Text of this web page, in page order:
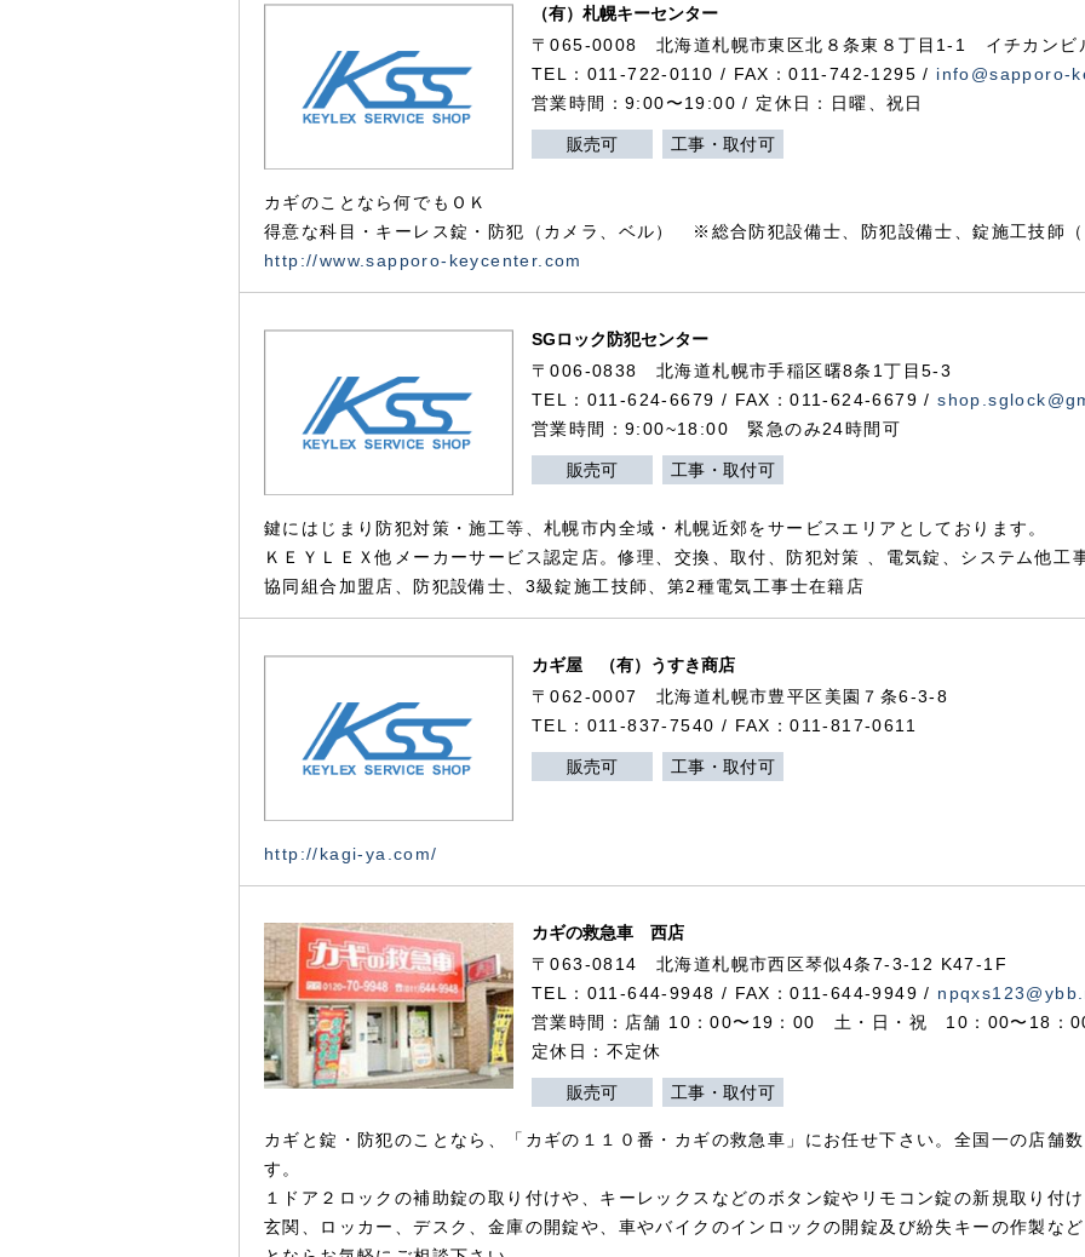
（有）札幌キーセンター
〒065-0008 北海道札幌市東区北８条東８丁目1-1 イチカンビ
TEL：011-722-0110 / FAX：011-742-1295 / info@sapporo-
営業時間：9:00〜19:00 / 定休日：日曜、祝日
販売可 工事・取付可
カギのことなら何でもＯＫ
得意な科目・キーレス錠・防犯（カメラ、ベル） ※総合防犯設備士、防犯設備士、錠施工技師
http://www.sapporo-keycenter.com
SGロック防犯センター
〒006-0838 北海道札幌市手稲区曙8条1丁目5-3
TEL：011-624-6679 / FAX：011-624-6679 /
営業時間：9:00~18:00 緊急のみ24時間可
販売可 工事・取付可
鍵にはじまり防犯対策・施工等、札幌市内全域・札幌近郊をサービスエリアとしております。
ＫＥＹＬＥＸ他メーカーサービス認定店。修理、交換、取付、防犯対策 、電気錠、システム他工
協同組合加盟店、防犯設備士、3級錠施工技師、第2種電気工事士在籍店
カギ屋 （有）うすき商店
〒062-0007 北海道札幌市豊平区美園７条6-3-8
TEL：011-837-7540 / FAX：011-817-0611
販売可 工事・取付可
http://kagi-ya.com/
カギの救急車 西店
〒063-0814 北海道札幌市西区琴似4条7-3-12 K47-1F
TEL：011-644-9948 / FAX：011-644-9949 /
営業時間：店舗 10：00〜19：00 土・日・祝 10：00〜18：
定休日：不定休
販売可 工事・取付可
カギと錠・防犯のことなら、「カギの１１０番・カギの救急車」にお任せ下さい。全国一の店舗
す。
１ドア２ロックの補助錠の取り付けや、キーレックスなどのボタン錠やリモコン錠の新規取り付
玄関、ロッカー、デスク、金庫の開錠や、車やバイクのインロックの開錠及び紛失キーの作製な